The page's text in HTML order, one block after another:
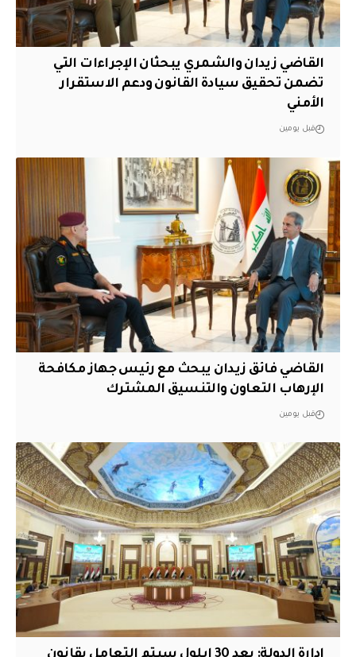
القاضي زيدان والشمري يبحثان الإجراءات التي
تضمن تحقيق سيادة القانون ودعم الاستقرار
الأمني
قبل يومين
القاضي فائق زيدان يبحث مع رئيس جهاز مكافحة
الإرهاب التعاون والتنسيق المشترك
قبل يومين